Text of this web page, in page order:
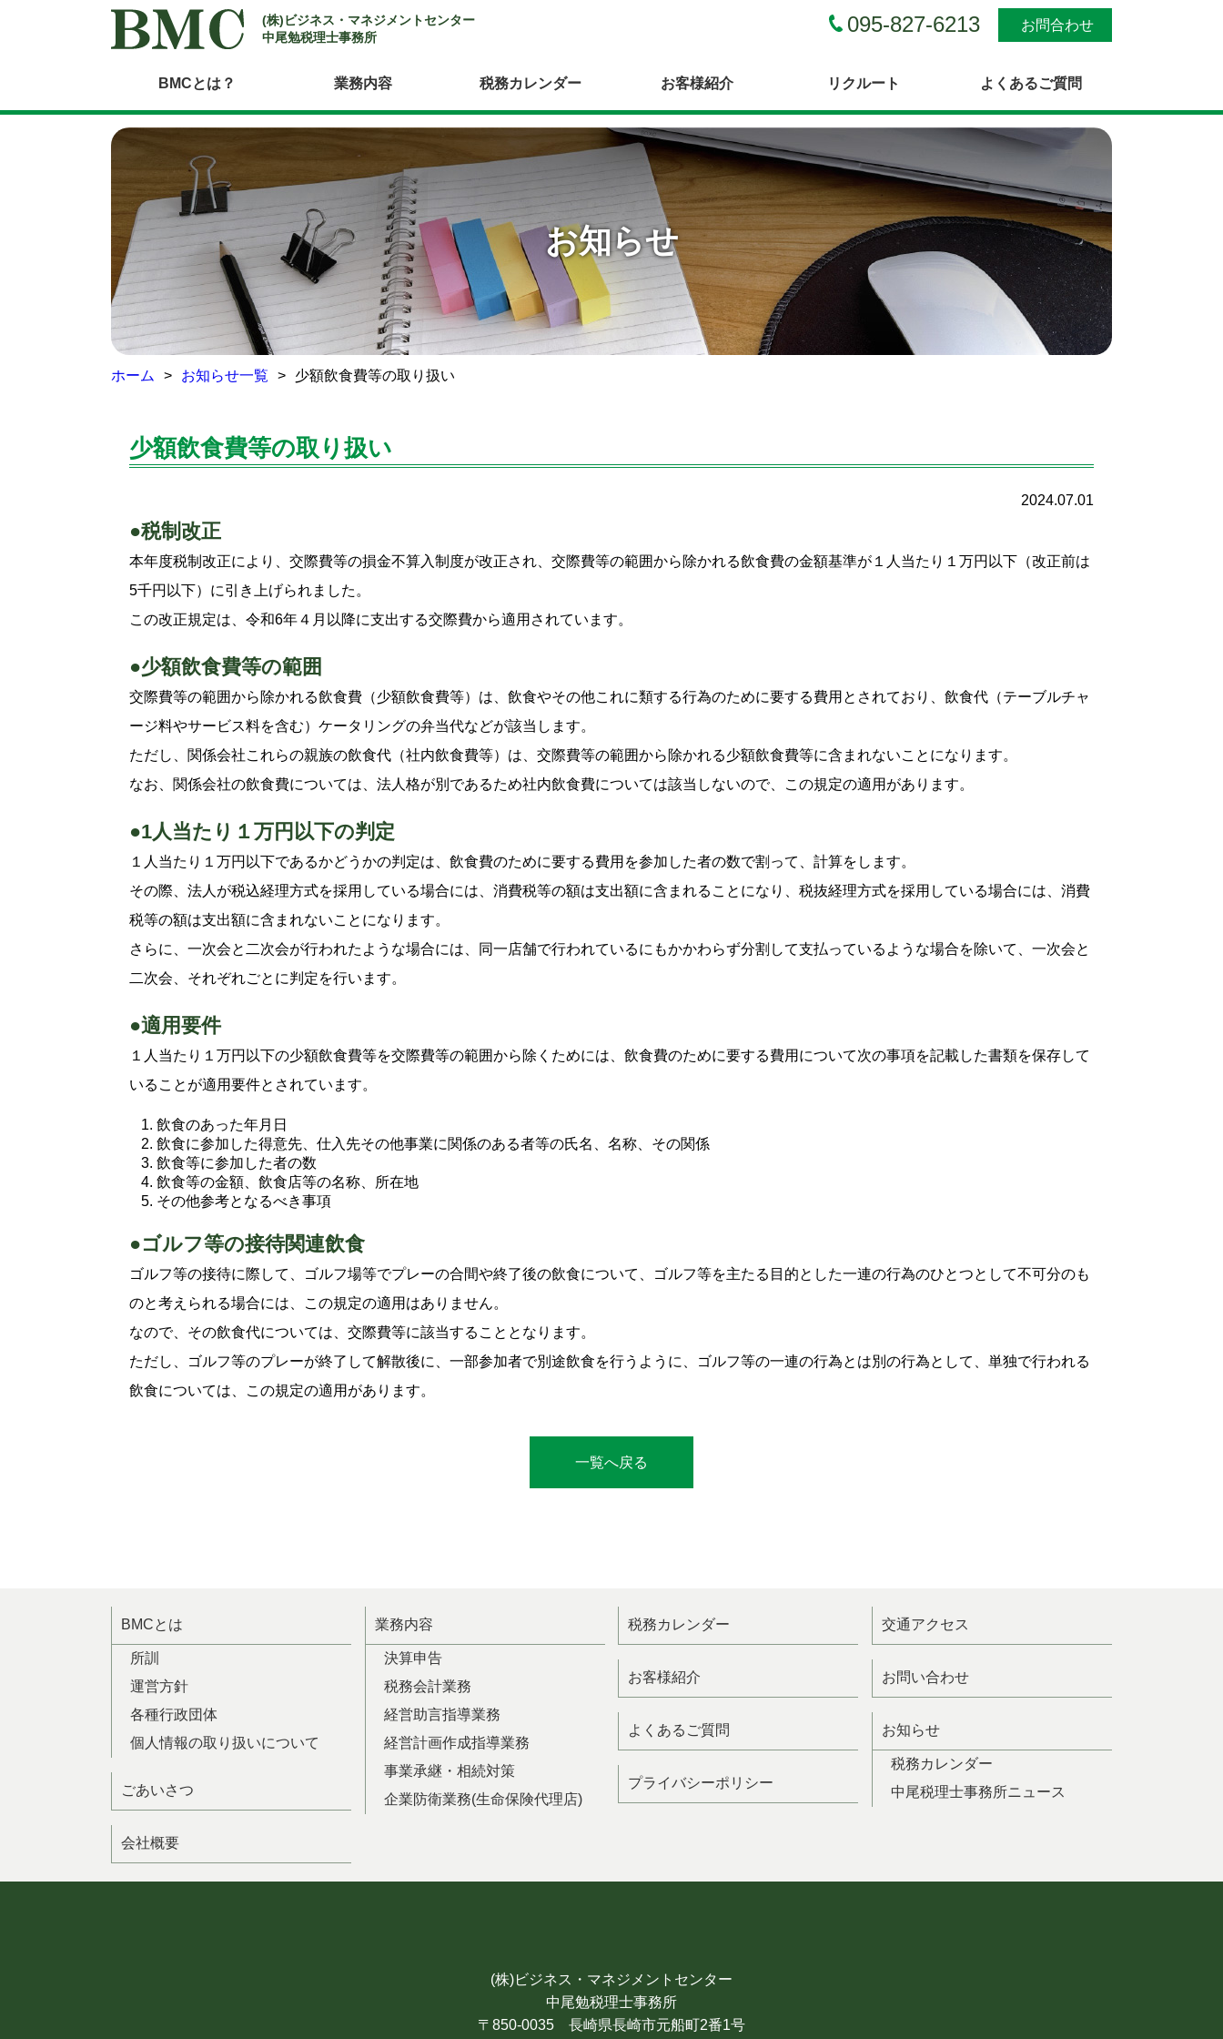
(株)ビジネス・マネジメントセンター
中尾勉税理士事務所
095-827-6213 お問合わせ
BMCとは？ 業務内容 税務カレンダー お客様紹介 リクルート よくあるご質問
お知らせ
ホーム お知らせ一覧 少額飲食費等の取り扱い
少額飲食費等の取り扱い
2024.07.01
●税制改正
本年度税制改正により、交際費等の損金不算入制度が改正され、交際費等の範囲から除かれる飲食費の金額基準が１人当たり１万円以下（改正前は
5千円以下）に引き上げられました。
この改正規定は、令和6年４月以降に支出する交際費から適用されています。
●少額飲食費等の範囲
交際費等の範囲から除かれる飲食費（少額飲食費等）は、飲食やその他これに類する行為のために要する費用とされており、飲食代（テーブルチャ
ージ料やサービス料を含む）ケータリングの弁当代などが該当します。
ただし、関係会社これらの親族の飲食代（社内飲食費等）は、交際費等の範囲から除かれる少額飲食費等に含まれないことになります。
なお、関係会社の飲食費については、法人格が別であるため社内飲食費については該当しないので、この規定の適用があります。
●1人当たり１万円以下の判定
１人当たり１万円以下であるかどうかの判定は、飲食費のために要する費用を参加した者の数で割って、計算をします。
その際、法人が税込経理方式を採用している場合には、消費税等の額は支出額に含まれることになり、税抜経理方式を採用している場合には、消費
税等の額は支出額に含まれないことになります。
さらに、一次会と二次会が行われたような場合には、同一店舗で行われているにもかかわらず分割して支払っているような場合を除いて、一次会と
二次会、それぞれごとに判定を行います。
●適用要件
１人当たり１万円以下の少額飲食費等を交際費等の範囲から除くためには、飲食費のために要する費用について次の事項を記載した書類を保存して
いることが適用要件とされています。
飲食のあった年月日
飲食に参加した得意先、仕入先その他事業に関係のある者等の氏名、名称、その関係
飲食等に参加した者の数
飲食等の金額、飲食店等の名称、所在地
その他参考となるべき事項
●ゴルフ等の接待関連飲食
ゴルフ等の接待に際して、ゴルフ場等でプレーの合間や終了後の飲食について、ゴルフ等を主たる目的とした一連の行為のひとつとして不可分のも
のと考えられる場合には、この規定の適用はありません。
なので、その飲食代については、交際費等に該当することとなります。
ただし、ゴルフ等のプレーが終了して解散後に、一部参加者で別途飲食を行うように、ゴルフ等の一連の行為とは別の行為として、単独で行われる
飲食については、この規定の適用があります。
一覧へ戻る
BMCとは
所訓
運営方針
各種行政団体
個人情報の取り扱いについて
ごあいさつ
会社概要
業務内容
決算申告
税務会計業務
経営助言指導業務
経営計画作成指導業務
事業承継・相続対策
企業防衛業務(生命保険代理店)
税務カレンダー
お客様紹介
よくあるご質問
プライバシーポリシー
交通アクセス
お問い合わせ
お知らせ
税務カレンダー
中尾税理士事務所ニュース
(株)ビジネス・マネジメントセンター
中尾勉税理士事務所
〒850-0035 長崎県長崎市元船町2番1号